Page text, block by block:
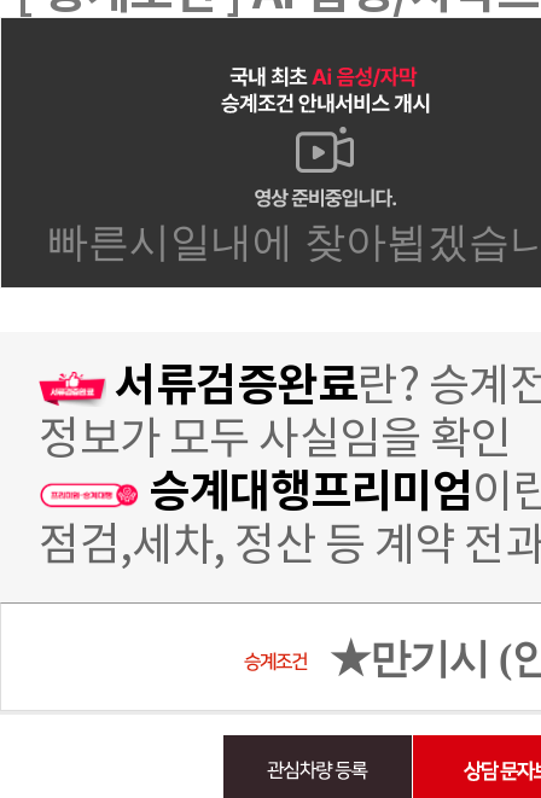
서류검증완료란? 승계
정보가 모두 사실임을 확인
승계대행프리미엄이
점검,세차, 정산 등 계약 전
★만기시 (